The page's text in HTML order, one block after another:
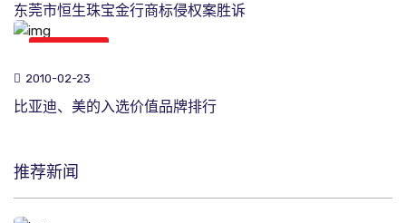
东莞市恒生珠宝金行商标侵权案胜诉
2010-02-23
比亚迪、美的入选价值品牌排行
推荐新闻